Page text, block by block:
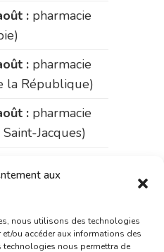
aux
nous utilisons des technologies
ou accéder aux informations des
technologies nous permettra de
: pharmacie
: pharmacie
la République)
: pharmacie
Jacques)
Dumas (La
: